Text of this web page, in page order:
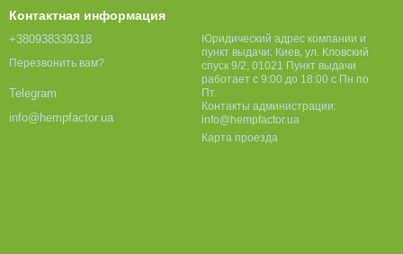
Контактная информация
+380938339318
Перезвонить вам?
Telegram
info@hempfactor.ua
Юридический адрес компании и
пункт выдачи: Киев, ул. Кловский
спуск 9/2, 01021 Пункт выдачи
работает с 9:00 до 18:00 с Пн по
Пт.
Контакты администрации:
info@hempfactor.ua
Карта проезда